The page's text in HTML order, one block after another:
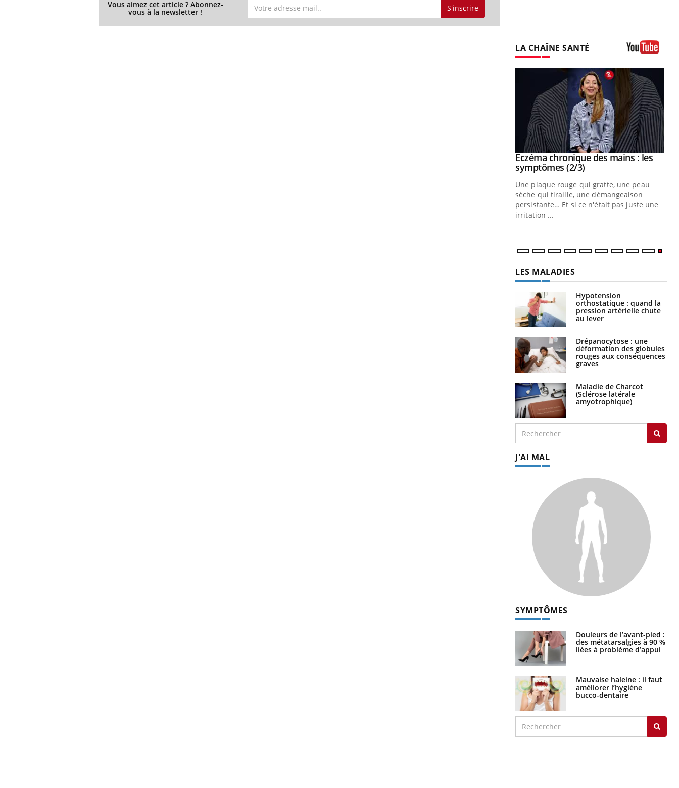
Vous aimez cet article ? Abonnez-
vous à la newsletter ! S'inscrire
LA CHAÎNE SANTÉ
Youtube
Eczéma chronique des mains : les
symptômes (2/3)Youtube
Une plaque rouge qui gratte, une peau
sèche qui tiraille, une démangeaison
persistante… Et si ce n'était pas juste une
irritation ...
LES MALADIES
Hypotension
orthostatique : quand la
pression artérielle chute
au lever
Drépanocytose : une
déformation des globules
rouges aux conséquences
graves
Maladie de Charcot
(Sclérose latérale
amyotrophique)
J'AI MAL
SYMPTÔMES
Douleurs de l’avant-pied :
des métatarsalgies à 90 %
liées à problème d’appui
Mauvaise haleine : il faut
améliorer l’hygiène
bucco-dentaire